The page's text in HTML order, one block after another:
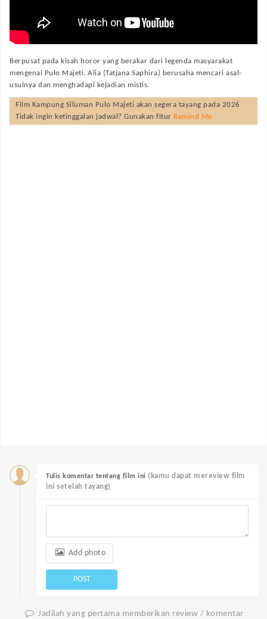
Berpusat pada kisah horor yang berakar dari legenda masyarakat
mengenai Pulo Majeti. Alia (Tatjana Saphira) berusaha mencari asal-
usulnya dan menghadapi kejadian mistis.
Film Kampung Siluman Pulo Majeti akan segera tayang pada 2026
Tidak ingin ketinggalan jadwal? Gunakan fitur Remind Me
Tulis komentar tentang film ini (kamu dapat mereview film
ini setelah tayang)
Add photo
POST
Jadilah yang pertama memberikan review / komentar